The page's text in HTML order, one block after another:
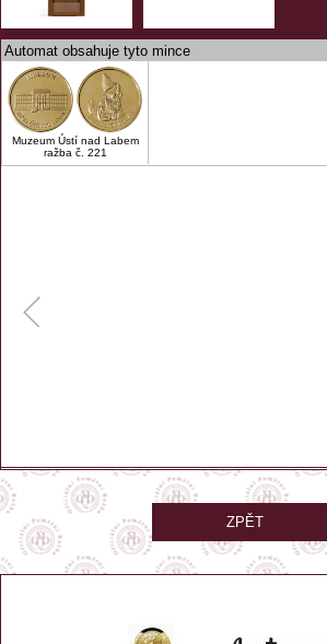
Automat obsahuje tyto mince
Muzeum Ústí nad Labem
ražba č. 221
GPS: 50.66083, 14.03417 ZPĚT